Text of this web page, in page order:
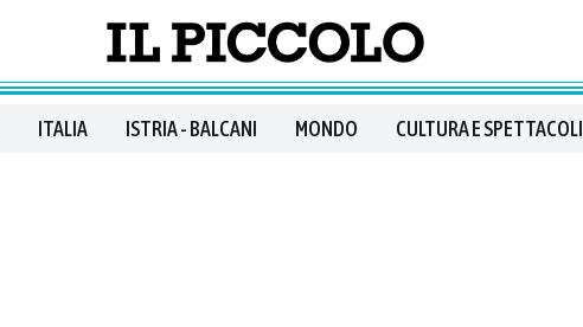
ITALIA ISTRIA - BALCANI MONDO CULTURA E SPETTACOLI